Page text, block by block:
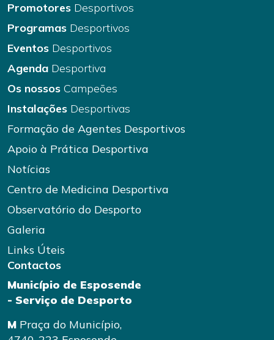
Promotores Desportivos
Programas Desportivos
Eventos Desportivos
Agenda Desportiva
Os nossos Campeões
Instalações Desportivas
Formação de Agentes Desportivos
Apoio à Prática Desportiva
Notícias
Centro de Medicina Desportiva
Observatório do Desporto
Galeria
Links Úteis
Contactos
Município de Esposende
- Serviço de Desporto
M Praça do Município,